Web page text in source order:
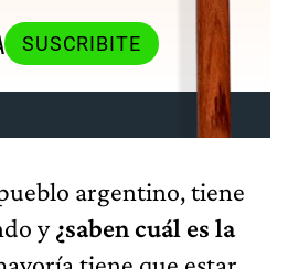
SUSCRIBITE
argentino, tiene
y¿saben cuál es la